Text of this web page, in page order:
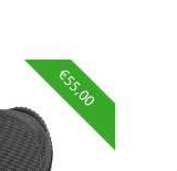
€55,00